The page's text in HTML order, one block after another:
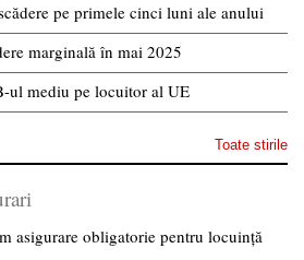
pe primele cinci luni ale anului
marginală în mai 2025
ul mediu pe locuitor al UE
Toate stirile
asigurare obligatorie pentru locuință